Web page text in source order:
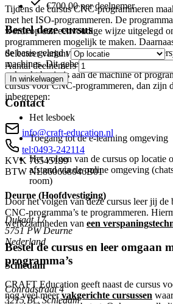
Tijdens de cursus CNC-programmeren
met het ISO-programmeren. De
wordt op een eenvoudige wijze uitgelegd
programmeren mogelijk te maken.
de basis gelegd van het VPS-
machines. Dit gebeurt door werkinstructies
ook echt bezig is aan de machine of
cursus voor CNC-programmeren, dan zijn
inbegrepen:
Het lesboek
Toegang tot de e-learning omgeving
Het volgen van de cursus op locatie
afstand via de online omgeving
room)
Door het volgen van deze cursus leer jij de
CNC-programma’s te programmeren.
werkzaamheden van een
Bestel de cursus en leer omgaan
programma’s
CRAFT Education geeft naast de cursus
nog veel meervakgerichte cursussen
€700.00 per deelnemer
Bestel deze cursus
Selecteer variant
Aantal deelnemers
In winkelwagen
Contact
info@craft-education.nl
tel:0493-242114
KVK 76545199
BTW NL860668046B01
Deurne (Hoofdvestiging)
Dukaat 17
5751 PW Deurne
Nederland
Schiedam
Conradstraat 4
3215 BC Schiedam